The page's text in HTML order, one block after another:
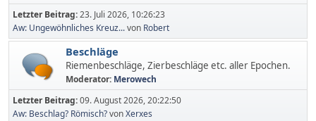
Letzter Beitrag:23. Juli 2026, 10:26:23
Aw: Ungewöhnliches Kreuz...von Robert
Beschläge
Riemenbeschläge, Zierbeschläge etc. aller Epochen.
Moderator: Merowech
Letzter Beitrag:09. August 2026, 20:22:50
Aw: Beschlag? Römisch?vonXerxes